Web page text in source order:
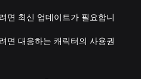
면 최신 업데이트가 필요합니
면 대응하는 캐릭터의 사용권